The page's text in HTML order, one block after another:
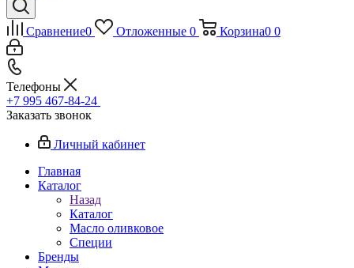
Сравнение0 Отложенные 0 Корзина0 0
Телефоны
+7 995 467‑84‑24
Заказать звонок
Личный кабинет
Главная
Каталог
Назад
Каталог
Масло оливковое
Специи
Бренды